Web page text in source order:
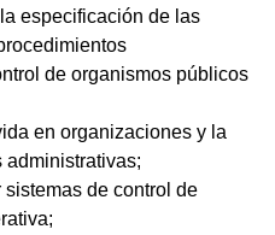
especificación de las
de organismos públicos
en organizaciones y la
de control de